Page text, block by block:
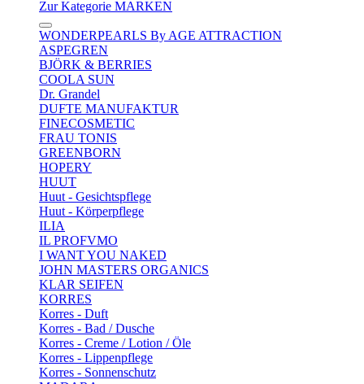
Zur Kategorie MARKEN
WONDERPEARLS By AGE ATTRACTION
ASPEGREN
BJÖRK & BERRIES
COOLA SUN
Dr. Grandel
DUFTE MANUFAKTUR
FINECOSMETIC
FRAU TONIS
GREENBORN
HOPERY
HUUT
Huut - Gesichtspflege
Huut - Körperpflege
ILIA
IL PROFVMO
I WANT YOU NAKED
JOHN MASTERS ORGANICS
KLAR SEIFEN
KORRES
Korres - Duft
Korres - Bad / Dusche
Korres - Creme / Lotion / Öle
Korres - Lippenpflege
Korres - Sonnenschutz